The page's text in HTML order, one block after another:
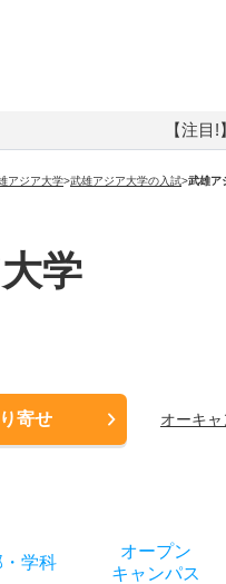
【注
アジア大学>武雄アジア大学の入試>武雄ア
学
寄せ オーキ
・ 学科
オープン
キャンパス